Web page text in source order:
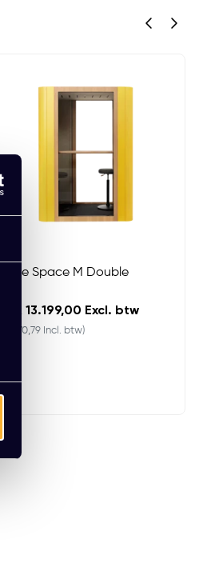
Mute Space M Double
EUR 13.199,00 Excl. btw
(15.970,79 Incl. btw)